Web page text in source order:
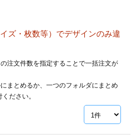
ズ・枚数等）でデザインのみ違
注文件数を指定することで一括注文が
まとめるか、一つのフォルダにまとめ
ださい。